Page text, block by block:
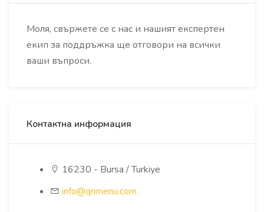
Моля, свържете се с нас и нашият експертен
екип за поддръжка ще отговори на всички
ваши въпроси.
Контактна информация
16230 - Bursa / Turkiye
info@qrimenu.com